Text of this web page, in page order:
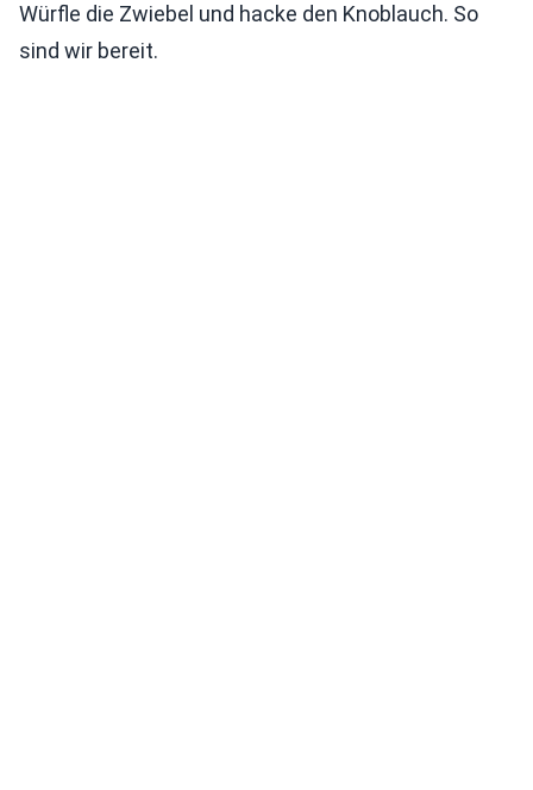
Würfle die Zwiebel und hacke den Knoblauch. So
sind wir bereit.